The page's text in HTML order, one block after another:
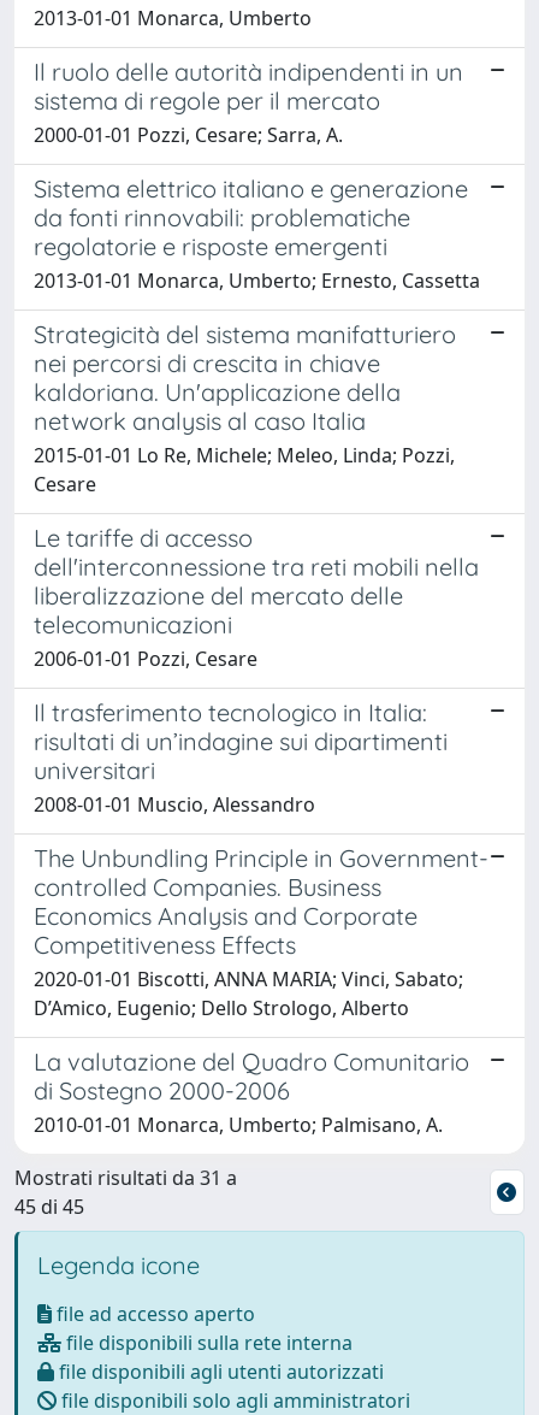
2013-01-01 Monarca, Umberto
Il ruolo delle autorità indipendenti in un
sistema di regole per il mercato
2000-01-01 Pozzi, Cesare; Sarra, A.
Sistema elettrico italiano e generazione
da fonti rinnovabili: problematiche
regolatorie e risposte emergenti
2013-01-01 Monarca, Umberto; Ernesto, Cassetta
Strategicità del sistema manifatturiero
nei percorsi di crescita in chiave
kaldoriana. Un'applicazione della
network analysis al caso Italia
2015-01-01 Lo Re, Michele; Meleo, Linda; Pozzi,
Cesare
Le tariffe di accesso
dell'interconnessione tra reti mobili nella
liberalizzazione del mercato delle
telecomunicazioni
2006-01-01 Pozzi, Cesare
Il trasferimento tecnologico in Italia:
risultati di un’indagine sui dipartimenti
universitari
2008-01-01 Muscio, Alessandro
The Unbundling Principle in Government-
controlled Companies. Business
Economics Analysis and Corporate
Competitiveness Effects
2020-01-01 Biscotti, ANNA MARIA; Vinci, Sabato;
D’Amico, Eugenio; Dello Strologo, Alberto
La valutazione del Quadro Comunitario
di Sostegno 2000-2006
2010-01-01 Monarca, Umberto; Palmisano, A.
Mostrati risultati da 31 a
45 di 45
Legenda icone
file ad accesso aperto
file disponibili sulla rete interna
file disponibili agli utenti autorizzati
file disponibili solo agli amministratori